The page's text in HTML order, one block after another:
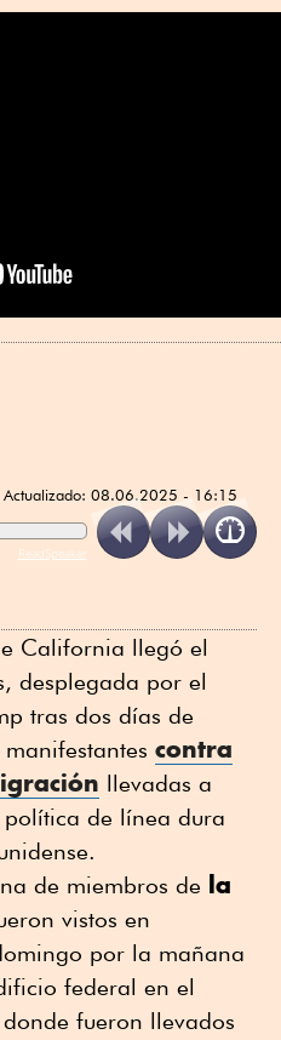
Actualizado: 08.06.2025 - 16:15
ReadSpeaker
California llegó el
desplegada por el
tras dos días de
contra
llevadas a
de línea dura
de miembros de la
vistos en
por la mañana
federal en el
fueron llevados